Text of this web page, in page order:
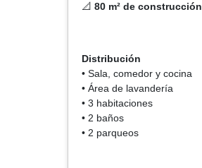
📐 80 m² de construcción
Distribución
• Sala, comedor y cocina
• Área de lavandería
• 3 habitaciones
• 2 baños
• 2 parqueos